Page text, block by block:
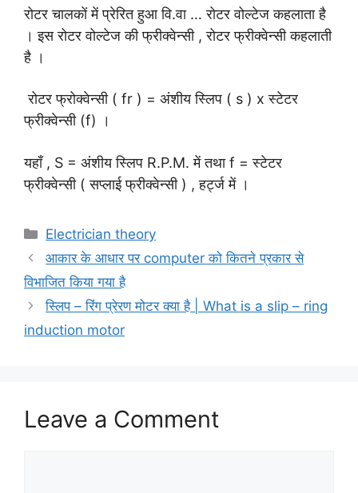
रोटर चालकों में प्रेरित हुआ वि.वा … रोटर वोल्टेज कहलाता है
। इस रोटर वोल्टेज की फ्रीक्वेन्सी , रोटर फ्रीक्वेन्सी कहलाती
है ।
रोटर फ्रोक्वेन्सी ( fr ) = अंशीय स्लिप ( s ) x स्टेटर
फ्रीक्वेन्सी (f) ।
यहाँ , S = अंशीय स्लिप R.P.M. में तथा f = स्टेटर
फ्रीक्वेन्सी ( सप्लाई फ्रीक्वेन्सी ) , हर्ट्ज में ।
Categories
Electrician theory
आकार के आधार पर computer को कितने प्रकार से
विभाजित किया गया है
स्लिप – रिंग प्रेरण मोटर क्या है | What is a slip – ring
induction motor
Leave a Comment